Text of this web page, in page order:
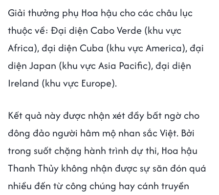
Giải thưởng phụ Hoa hậu cho các châu lục
thuộc về: Đại diện Cabo Verde (khu vực
Africa), đại diện Cuba (khu vực America), đại
diện Japan (khu vực Asia Pacific), đại diện
Ireland (khu vực Europe).
Kết quả này được nhận xét đầy bất ngờ cho
đông đảo người hâm mộ nhan sắc Việt. Bởi
trong suốt chặng hành trình dự thi, Hoa hậu
Thanh Thủy không nhận được sự săn đón quá
nhiều đến từ công chúng hay cánh truyền